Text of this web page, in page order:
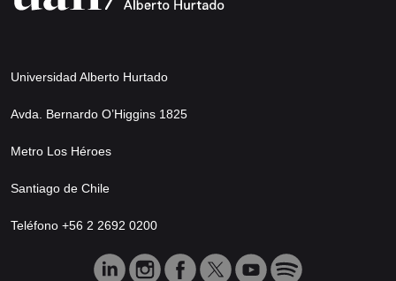
Universidad Alberto Hurtado
Avda. Bernardo O’Higgins 1825
Metro Los Héroes
Santiago de Chile
Teléfono +56 2 2692 0200